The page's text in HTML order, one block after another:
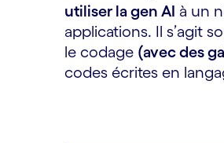
utiliser la gen AI à un
applications. Il s’agit
le codage (avec des
codes écrites en